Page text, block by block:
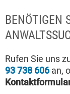
BENÖTIGEN
Rufen Sie uns
93 738 606an,